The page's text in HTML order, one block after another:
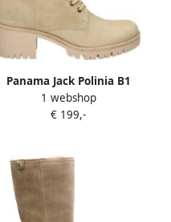
Panama Jack Polinia B1
Veterschoenen voor Dames
Beige Dames
1 webshop
€ 199,-